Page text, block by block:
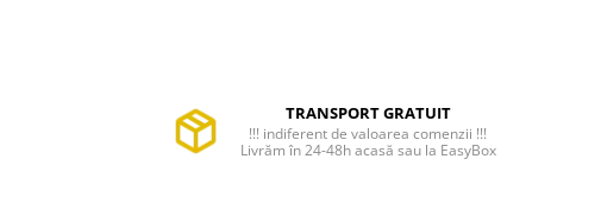
TRANSPORT GRATUIT
!!! indiferent de valoarea comenzii !!!
Livrăm în 24-48h acasă sau la EasyBox